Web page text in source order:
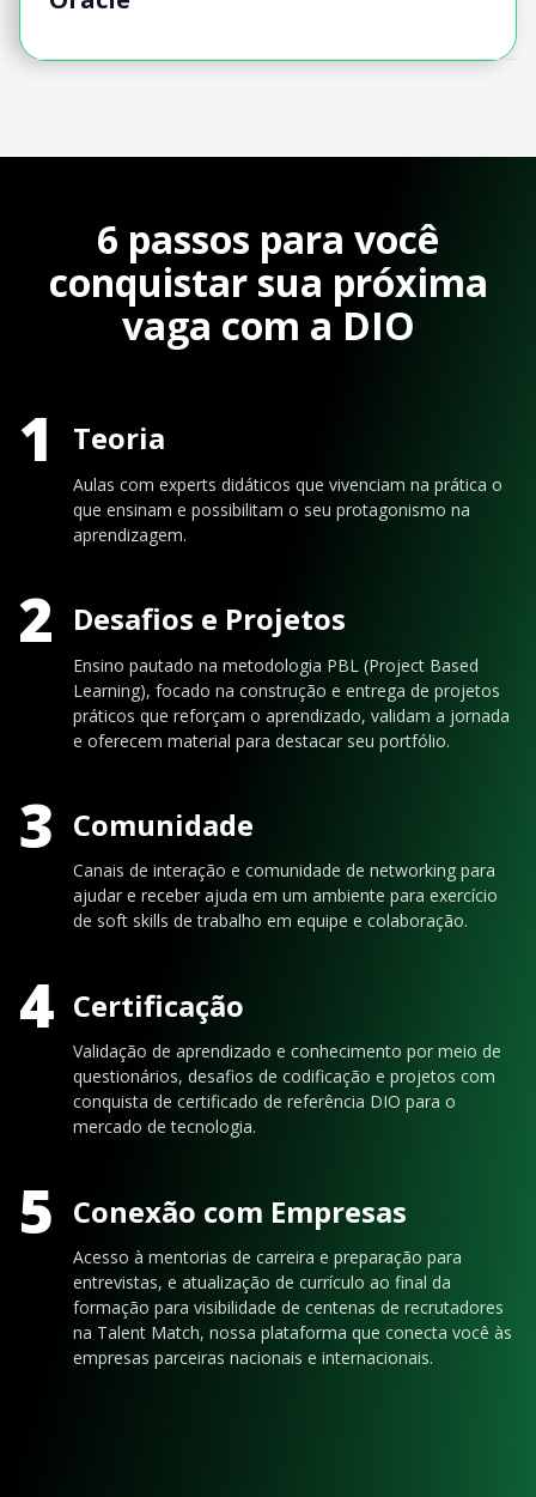
6 passos para você
conquistar sua próxima
vaga com a DIO
1 Teoria
Aulas com experts didáticos que vivenciam na prática o
que ensinam e possibilitam o seu protagonismo na
aprendizagem.
2 Desafios e Projetos
Ensino pautado na metodologia PBL (Project Based
Learning), focado na construção e entrega de projetos
práticos que reforçam o aprendizado, validam a jornada
e oferecem material para destacar seu portfólio.
3 Comunidade
Canais de interação e comunidade de networking para
ajudar e receber ajuda em um ambiente para exercício
de soft skills de trabalho em equipe e colaboração.
4 Certificação
Validação de aprendizado e conhecimento por meio de
questionários, desafios de codificação e projetos com
conquista de certificado de referência DIO para o
mercado de tecnologia.
5 Conexão com Empresas
Acesso à mentorias de carreira e preparação para
entrevistas, e atualização de currículo ao final da
formação para visibilidade de centenas de recrutadores
na Talent Match, nossa plataforma que conecta você às
empresas parceiras nacionais e internacionais.